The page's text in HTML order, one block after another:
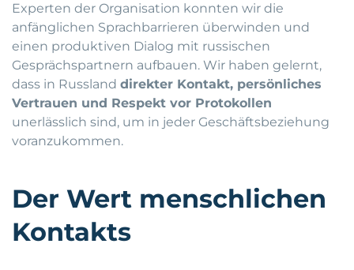
Experten der Organisation konnten wir die
anfänglichen Sprachbarrieren überwinden und
einen produktiven Dialog mit russischen
Gesprächspartnern aufbauen. Wir haben gelernt,
dass in Russland direkter Kontakt, persönliches
Vertrauen und Respekt vor Protokollen
unerlässlich sind, um in jeder Geschäftsbeziehung
voranzukommen.
Der Wert menschlichen
Kontakts